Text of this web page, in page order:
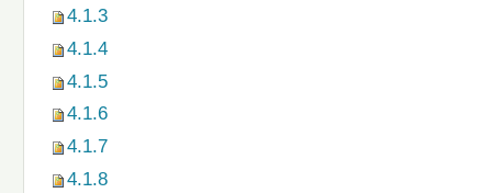
4.1.3
4.1.4
4.1.5
4.1.6
4.1.7
4.1.8